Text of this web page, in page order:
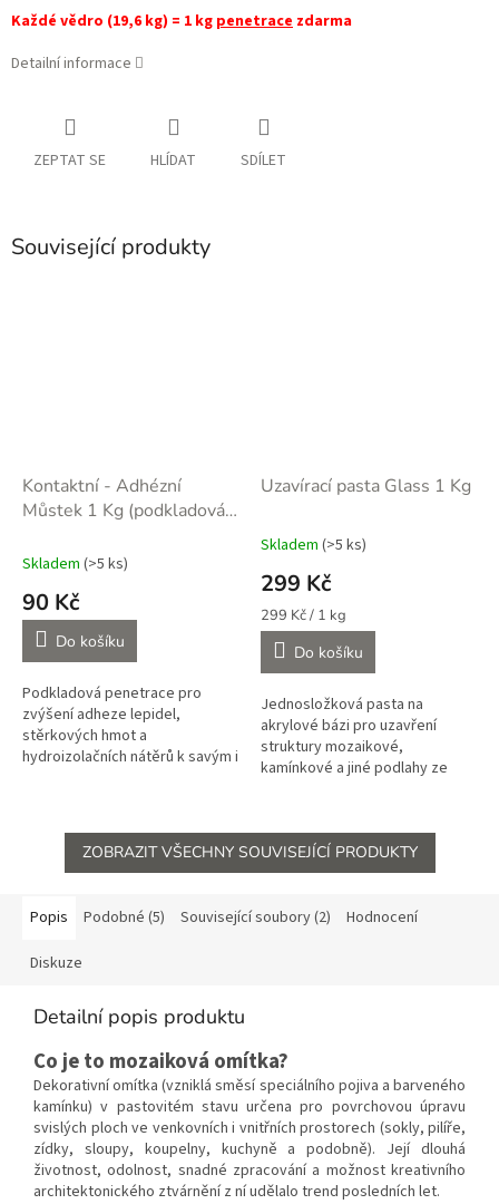
Každé vědro (19,6 kg) = 1 kg penetrace zdarma
Detailní informace
ZEPTAT SE HLÍDAT SDÍLET
Související produkty
Kontaktní - Adhézní
Můstek 1 Kg (podkladová
Skladem (>5 ks)
90 Kč
Do košíku
Podkladová penetrace pro
zvýšení adheze lepidel,
stěrkových hmot a
hydroizolačních nátěrů k savým i
Uzavírací pasta Glass 1 Kg
Průměrné
hodnocení
produktu
je
5,0
5
hvězdiček.
Skladem (>5 ks)
299 Kč
Měrná
cena:
299 Kč / 1 kg
Do košíku
Jednosložková pasta na
akrylové bázi pro uzavření
struktury mozaikové,
kamínkové a jiné podlahy ze
omítek v...
ZOBRAZIT VŠECHNY SOUVISEJÍCÍ PRODUKTY
Popis Podobné (5) Související soubory (2) Hodnocení
Diskuze
Detailní popis produktu
Co je to mozaiková omítka?
Dekorativní omítka (vzniklá směsí speciálního pojiva a barveného
kamínku) v pastovitém stavu určena pro povrchovou úpravu
svislých ploch ve venkovních i vnitřních prostorech (sokly, pilíře,
zídky, sloupy, koupelny, kuchyně a podobně). Její dlouhá
životnost, odolnost, snadné zpracování a možnost kreativního
architektonického ztvárnění z ní udělalo trend posledních let.